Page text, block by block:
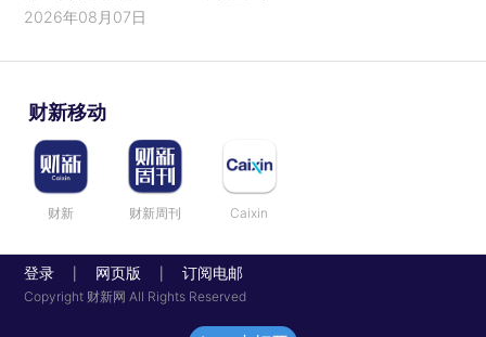
2026年08月07日
财新移动
财新 财新周刊 Caixin
登录 网页版 订阅电邮
Copyright 财新网 All Rights Reserved